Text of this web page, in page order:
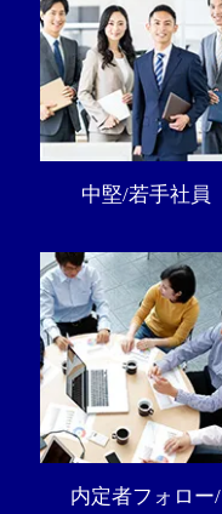
中堅/若手社員
内定者フォロー/